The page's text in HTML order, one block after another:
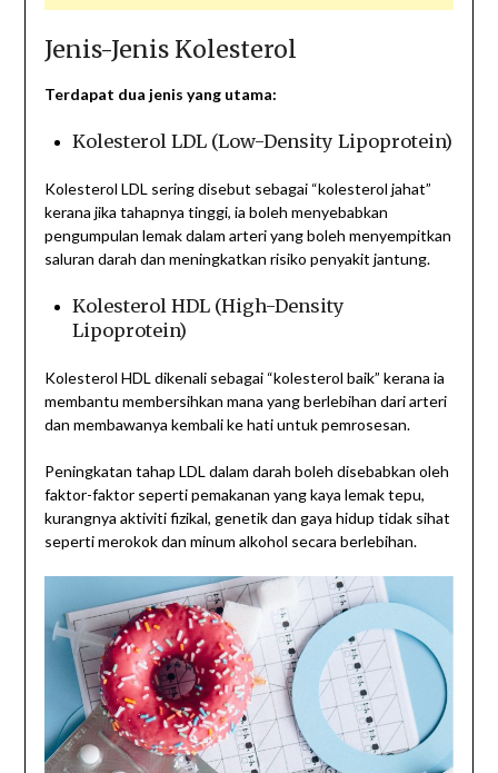
Jenis-Jenis Kolesterol
Terdapat dua jenis yang utama:
Kolesterol LDL (Low-Density Lipoprotein)
Kolesterol LDL sering disebut sebagai “kolesterol jahat”
kerana jika tahapnya tinggi, ia boleh menyebabkan
pengumpulan lemak dalam arteri yang boleh menyempitkan
saluran darah dan meningkatkan risiko penyakit jantung.
Kolesterol HDL (High-Density
Lipoprotein)
Kolesterol HDL dikenali sebagai “kolesterol baik” kerana ia
membantu membersihkan mana yang berlebihan dari arteri
dan membawanya kembali ke hati untuk pemrosesan.
Peningkatan tahap LDL dalam darah boleh disebabkan oleh
faktor-faktor seperti pemakanan yang kaya lemak tepu,
kurangnya aktiviti fizikal, genetik dan gaya hidup tidak sihat
seperti merokok dan minum alkohol secara berlebihan.